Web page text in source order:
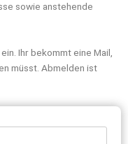
sowie anstehende
Ihr bekommt eine Mail,
müsst. Abmelden ist